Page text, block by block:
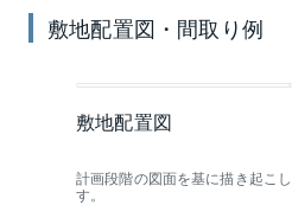
敷地配置図・間取り例
敷地配置図
計画段階の図面を基に描き起こ
す。